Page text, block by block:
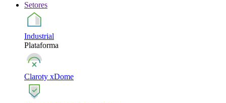
Setores
Industrial
Plataforma
Claroty xDome